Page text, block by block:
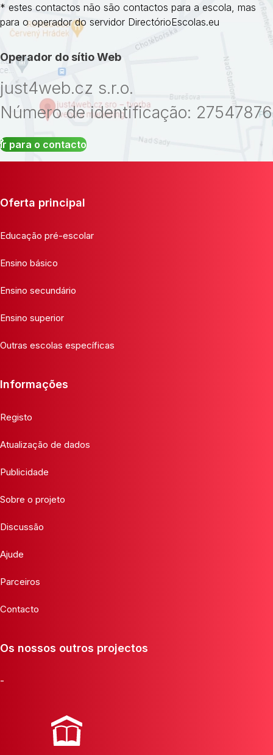
* estes contactos não são contactos para a escola, mas
para o operador do servidor DirectórioEscolas.eu
Operador do sítio Web
just4web.cz s.r.o.
Número de identificação: 27547876
Ir para o contacto
Oferta principal
Educação pré-escolar
Ensino básico
Ensino secundário
Ensino superior
Outras escolas específicas
Informações
Registo
Atualização de dados
Publicidade
Sobre o projeto
Discussão
Ajude
Parceiros
Contacto
Os nossos outros projectos
-